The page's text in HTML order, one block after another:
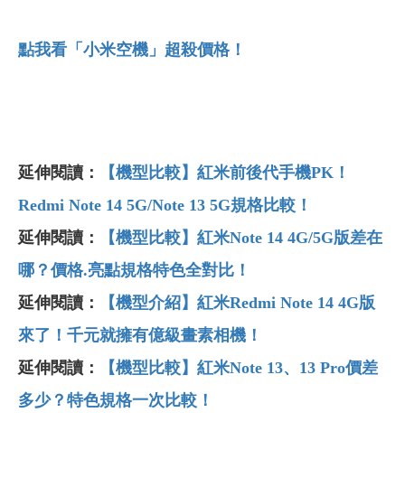
點我看「小米空機」超殺價格！
延伸閱讀：
【機型比較】紅米前後代手機PK！
Redmi Note 14 5G/Note 13 5G規格比較！
延伸閱讀：
【機型比較】紅米Note 14 4G/5G版差在
哪？價格.亮點規格特色全對比！
延伸閱讀：
【機型介紹】紅米Redmi Note 14 4G版
來了！千元就擁有億級畫素相機！
延伸閱讀：
【機型比較】紅米Note 13、13 Pro價差
多少？特色規格一次比較！